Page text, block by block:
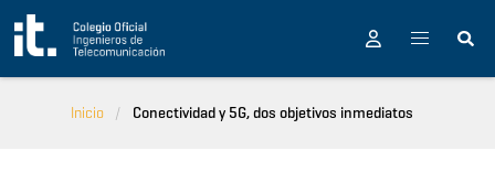
Pasar al contenido principal
Inicio Conectividad y 5G, dos objetivos inmediatos